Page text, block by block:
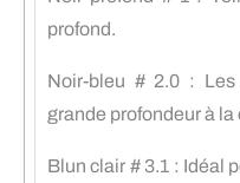
profond.
Noir-bleu # 2.0 : Les
grande profondeur à la
Blun clair # 3.1 : Idéal